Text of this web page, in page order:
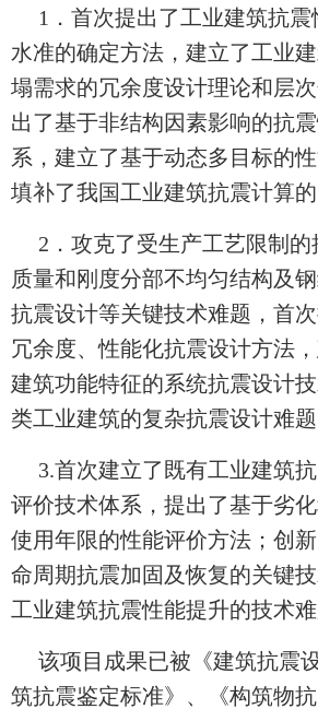
1 ．首次提出了工业建筑抗
水准的确定方法，建立了工业
塌需求的冗余度设计理论和层
出了基于非结构因素影响的抗
系，建立了基于动态多目标的
填补了我国工业建筑抗震计算的
2 ．攻克了受生产工艺限制的
质量和刚度分部不均匀结构及
抗震设计等关键技术难题，首
冗余度、性能化抗震设计方法
建筑功能特征的系统抗震设计
类工业建筑的复杂抗震设计难题
3.首次建立了既有工业建筑
评价技术体系，提出了基于劣
使用年限的性能评价方法；创
命周期抗震加固及恢复的关键
工业建筑抗震性能提升的技术难
该项目成果已被《建筑抗震
筑抗震鉴定标准》、《构筑物抗